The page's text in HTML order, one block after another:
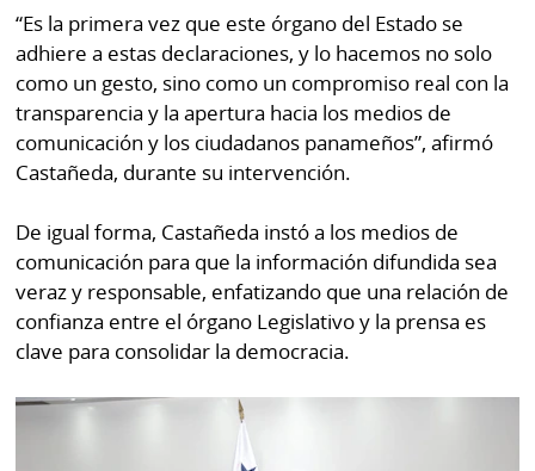
SITIOS
Metro
por
Metro
Tienda
Tus
Tiquetes
Cero
Mi
Diario
Ellas
La
Prensa
Busca
Fácil
⌾
por
⌾
“Es la primera vez que este órgano del Estado se
adhiere a estas declaraciones, y lo hacemos no solo
como un gesto, sino como un compromiso real con la
transparencia y la apertura hacia los medios de
comunicación y los ciudadanos panameños”, afirmó
Castañeda, durante su intervención.
De igual forma, Castañeda instó a los medios de
comunicación para que la información difundida sea
veraz y responsable, enfatizando que una relación de
confianza entre el órgano Legislativo y la prensa es
clave para consolidar la democracia.